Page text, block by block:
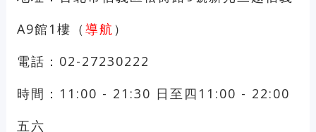
A9館1樓（ 導航 ）
電話：02-27230222
時間：11:00 - 21:30 日至四11:00 - 22:00
五六